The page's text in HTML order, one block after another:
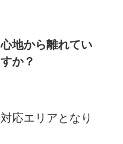
地から離れてい
か？
応エリアとなり